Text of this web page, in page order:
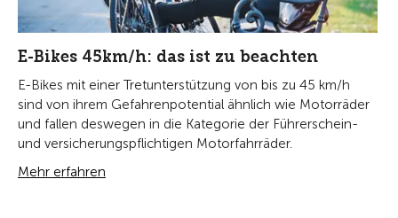
E-Bikes 45km/h: das ist zu beachten
E-Bikes mit einer Tretunterstützung von bis zu 45 km/h
sind von ihrem Gefahrenpotential ähnlich wie Motorräder
und fallen deswegen in die Kategorie der Führerschein-
und versicherungspflichtigen Motorfahrräder.
Mehr erfahren